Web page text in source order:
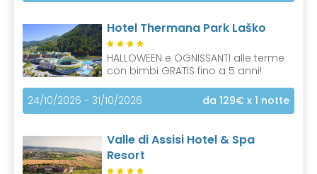
Hotel Thermana Park Laško
HALLOWEEN e OGNISSANTI alle terme
con bimbi GRATIS fino a 5 anni!
24/10/2026 - 31/10/2026 da 129€ x 1 notte
Valle di Assisi Hotel & Spa
Resort